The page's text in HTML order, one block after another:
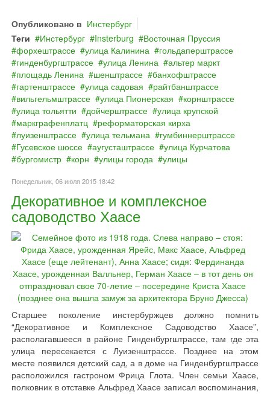
Опубликовано в Инстербург
Теги
Инстербург Insterburg
Восточная Пруссия
форхештрассе
улица Калинина
гольдаперштрассе
гинденбургштрассе
улица Ленина
альтер маркт
площадь Ленина
шенштрассе
банхофштрассе
гартенштрассе
улица садовая
райтбанштрассе
вильгельмштрассе
улица Пионерская
корнштрассе
улица тольятти
дойчерштрассе
улица крупской
маркграфенплатц
реформаторская кирха
луизенштрассе
улица тельмана
гумбиннерштрассе
Гусевское шоссе
аугусташтрассе
улица Курчатова
бургомистр
корн улицы города улицы
Понедельник, 06 июля 2015 18:42
Декоративное и комплексное
садоводство Хаасе
Старшее поколение инстербуржцев должно помнить
“Декоративное и Комплексное Садоводство Хаасе”,
располагавшееся в районе Гинденбургштрассе, там где эта
улица пересекается с Луизенштрассе. Позднее на этом
месте появился детский сад, а в доме на Гинденбургштрассе
расположился гастроном Фрица Глота. Член семьи Хаасе,
полковник в отставке Альфред Хаасе записал воспоминания,